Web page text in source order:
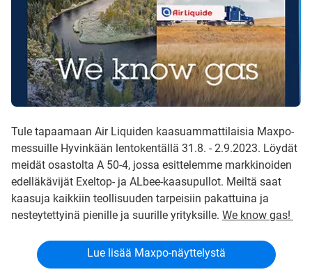
Tule tapaamaan Air Liquiden kaasuammattilaisia Maxpo-
messuille Hyvinkään lentokentällä 31.8. - 2.9.2023. Löydät
meidät osastolta A 50-4, jossa esittelemme markkinoiden
edelläkävijät Exeltop- ja ALbee-kaasupullot. Meiltä saat
kaasuja kaikkiin teollisuuden tarpeisiin pakattuina ja
nesteytettyinä pienille ja suurille yrityksille. We know gas!
Lue lisää Maxpo-näyttelystä